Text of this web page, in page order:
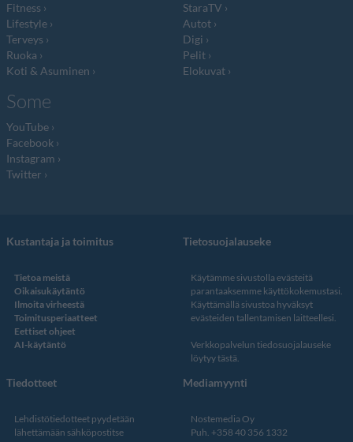
Fitness
Lifestyle
Terveys
Ruoka
Koti & Asuminen
StaraTV
Autot
Digi
Pelit
Elokuvat
Some
YouTube
Facebook
Instagram
Twitter
Kustantaja ja toimitus
Tietoa meistä
Oikaisukäytäntö
Ilmoita virheestä
Toimitusperiaatteet
Eettiset ohjeet
AI-käytäntö
Tietosuojalauseke
Käytämme sivustolla evästeitä
parantaaksemme käyttökokemustasi.
Käyttämällä sivustoa hyväksyt
evästeiden tallentamisen laitteellesi.
Verkkopalvelun tiedosuojalauseke
löytyy tästä.
Tiedotteet
Lehdistötiedotteet pyydetään
lähettämään sähköpostitse
Mediamyynti
Nostemedia Oy
Puh. +358 40 356 1332